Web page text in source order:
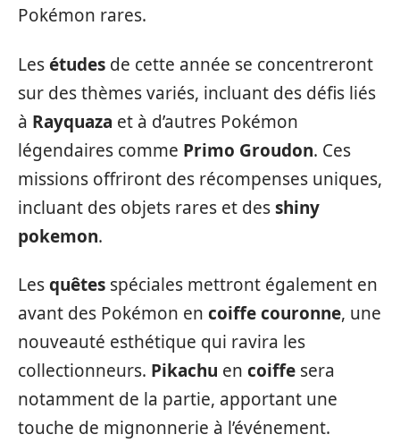
Pokémon rares.
Lesétudes de cette année se concentreront
sur des thèmes variés, incluant des défis liés
à Rayquaza et à d’autres Pokémon
légendaires comme Primo Groudon. Ces
missions offriront des récompenses uniques,
incluant des objets rares et desshiny
pokemon.
Lesquêtes spéciales mettront également en
avant des Pokémon en coiffe couronne, une
nouveauté esthétique qui ravira les
collectionneurs. Pikachu en coiffe sera
notamment de la partie, apportant une
touche de mignonnerie à l’événement.